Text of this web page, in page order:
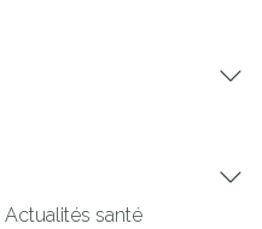
Actualités santé